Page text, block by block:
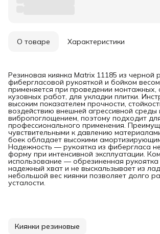
О товаре Характеристики
Резиновая киянка Matrix 11185 из черной
фибергласовой рукояткой и бойком весом
применяется при проведении монтажных,
кузовных работ, для укладки плитки.
высоким показателем прочности,
воздействию внешней агрессивной
вибропоглощением, поэтому подходит
профессионального применения.
чувствительными к давлению
боек обладает высокими
Надежность — рукоятка из фибергласа
форму при интенсивной эксплуатации.
использование — обрезиненная
надежный хват и не выскальзывает из
небольшой вес киянки позволяет долго
усталости.
Киянки резиновые